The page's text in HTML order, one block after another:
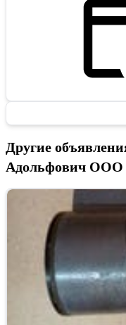
Другие
Адольфович